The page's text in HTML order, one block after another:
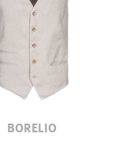
BORELIO